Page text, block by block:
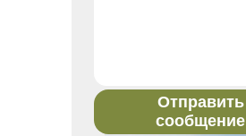
Отправить
сообщение